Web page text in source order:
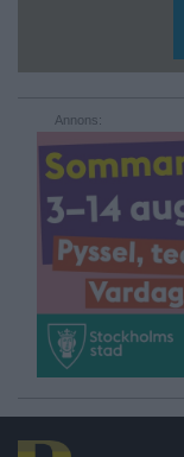
Annons: